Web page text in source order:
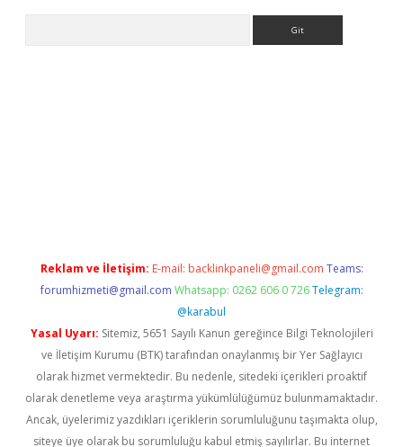
Reklam ve İletişim: E-mail: backlinkpaneli@gmail.com Teams:
forumhizmeti@gmail.com Whatsapp: 0262 606 0 726 Telegram:
@karabul
Yasal Uyarı: Sitemiz, 5651 Sayılı Kanun gereğince Bilgi Teknolojileri
ve İletişim Kurumu (BTK) tarafından onaylanmış bir Yer Sağlayıcı
olarak hizmet vermektedir. Bu nedenle, sitedeki içerikleri proaktif
olarak denetleme veya araştırma yükümlülüğümüz bulunmamaktadır.
Ancak, üyelerimiz yazdıkları içeriklerin sorumluluğunu taşımakta olup,
siteye üye olarak bu sorumluluğu kabul etmiş sayılırlar. Bu internet